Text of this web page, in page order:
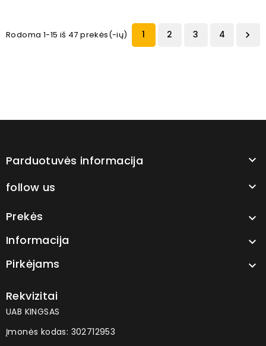
Rodoma 1-15 iš 47 prekės(-ių) 1 2 3 4 
Parduotuvės informacija 
follow us 
Prekės 
Informacija 
Pirkėjams 
Rekvizitai
UAB KINGSAS
Įmonės kodas: 302712953